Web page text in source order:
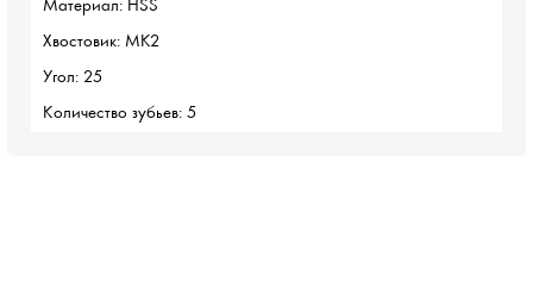
Материал: HSS
Хвостовик: MK2
Угол: 25
Количество зубьев: 5